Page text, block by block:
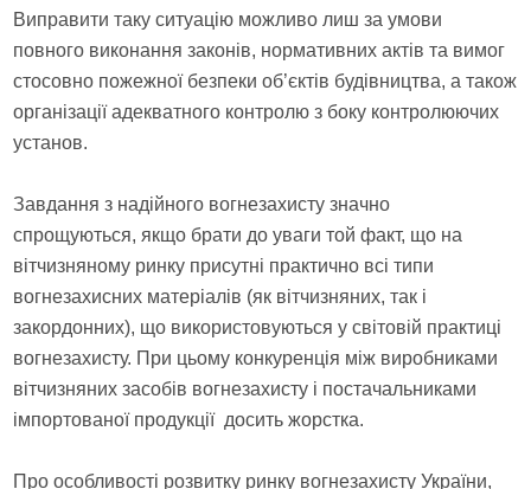
Виправити таку ситуацію можливо лиш за умови
повного виконання законів, нормативних актів та вимог
стосовно пожежної безпеки об’єктів будівництва, а також
організації адекватного контролю з боку контролюючих
установ.
Завдання з надійного вогнезахисту значно
спрощуються, якщо брати до уваги той факт, що на
вітчизняному ринку присутні практично всі типи
вогнезахисних матеріалів (як вітчизняних, так і
закордонних), що використовуються у світовій практиці
вогнезахисту. При цьому конкуренція між виробниками
вітчизняних засобів вогнезахисту і постачальниками
імпортованої продукції досить жорстка.
Про особливості розвитку ринку вогнезахисту України,